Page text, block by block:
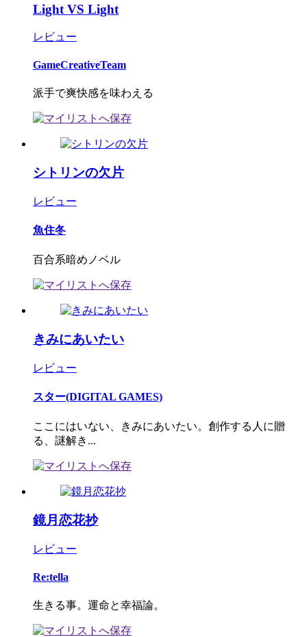
Light VS Light
レビュー
GameCreativeTeam
派手で爽快感を味わえる
シトリンの欠片
レビュー
魚住冬
百合系暗めノベル
きみにあいたい
レビュー
スター(DIGITAL GAMES)
ここにはいない、きみにあいたい。創作する人に贈
る、謎解き...
鏡月恋花抄
レビュー
Re:tella
生きる事。運命と幸福論。